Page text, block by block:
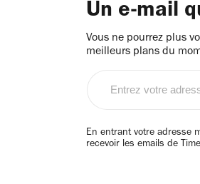
Un e-mail
Vous ne pourrez plus
meilleurs plans du
email
En entrant votre adresse
recevoir les emails de